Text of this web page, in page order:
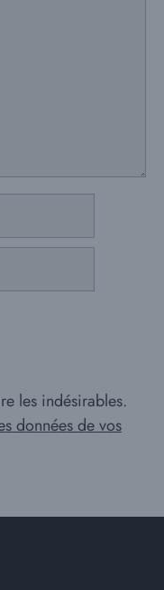
les indésirables.
données de vos